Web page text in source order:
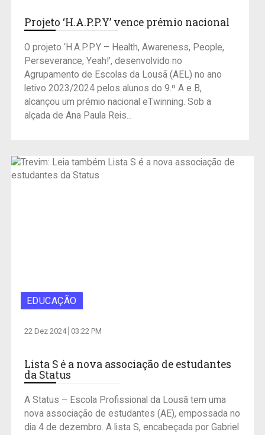
Projeto ‘H.A.P.P.Y’ vence prémio nacional
O projeto ‘H.A.P.P.Y – Health, Awareness, People,
Perseverance, Yeah!’, desenvolvido no
Agrupamento de Escolas da Lousã (AEL) no ano
letivo 2023/2024 pelos alunos do 9.º A e B,
alcançou um prémio nacional eTwinning. Sob a
alçada de Ana Paula Reis...
EDUCAÇÃO
22 Dez 2024 03:22 PM
Lista S é a nova associação de estudantes
da Status
A Status – Escola Profissional da Lousã tem uma
nova associação de estudantes (AE), empossada no
dia 4 de dezembro. A lista S, encabeçada por Gabriel